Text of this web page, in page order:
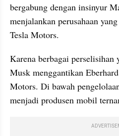
bergabung dengan insinyur
menjalankan perusahaan
Tesla Motors.
Karena berbagai perselisihan
Musk menggantikan
Motors. Di bawah
menjadi produsen mobil